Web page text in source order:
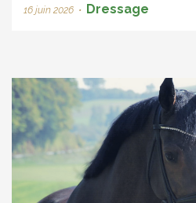
16 juin 2026 • Dressage